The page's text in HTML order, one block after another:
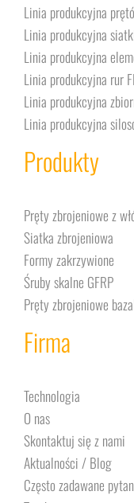
Linia produkcyjna
Linia produkcyjna
Linia produkcyjna
Linia produkcyjna rur
Linia produkcyjna
Linia produkcyjna
Produkty
Pręty zbrojeniowe z
Siatka zbrojeniowa
Formy zakrzywione
Śruby skalne GFRP
Pręty zbrojeniowe
Firma
Technologia
O nas
Skontaktuj się z nami
Aktualności / Blog
Często zadawane